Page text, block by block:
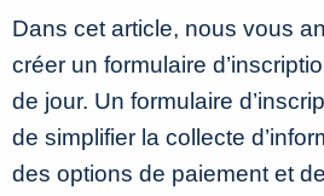
Dans cet article, nous vous
créer un formulaire
de jour. Un formulaire
de simplifier la collecte
des options de paiement et